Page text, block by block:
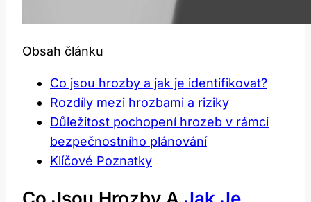
Obsah článku
Co⁢ jsou‍ hrozby a jak je identifikovat?
Rozdíly mezi hrozbami a riziky
Důležitost pochopení hrozeb v rámci
bezpečnostního plánování
Klíčové⁣ Poznatky